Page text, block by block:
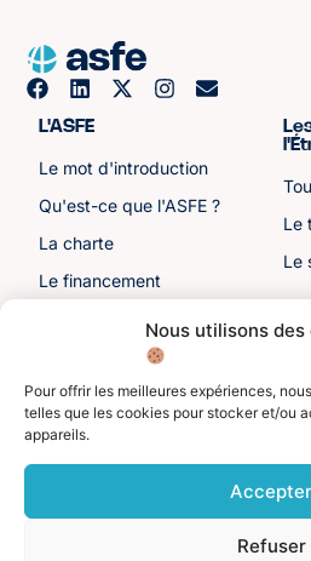
Nous utilisons des
Pour offrir les meilleures expériences,
telles que les cookies pour stocker et/ou
appareils.
Accepter
Refuser
L'ASFE
Le mot d'introduction
Qu'est-ce que l'ASFE ?
La charte
Le financement
Les sénateurs
Le
Le
Autre liens
Toutes les ressources
Contactez-nous